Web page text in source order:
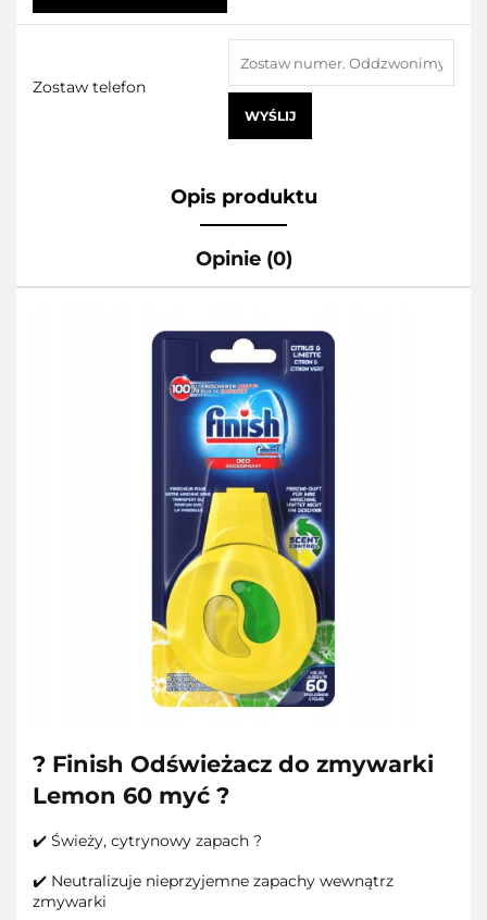
Zostaw telefon
WYŚLIJ
Opis produktu
Opinie (0)
? Finish Odświeżacz do zmywarki
Lemon 60 myć ?
✔️ Świeży, cytrynowy zapach ?
✔️ Neutralizuje nieprzyjemne zapachy wewnątrz
zmywarki